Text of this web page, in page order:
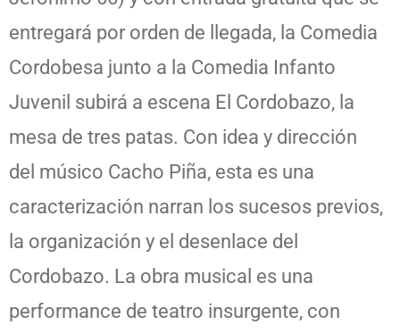
entregará por orden de llegada, la Comedia
Cordobesa junto a la Comedia Infanto
Juvenil subirá a escena El Cordobazo, la
mesa de tres patas. Con idea y dirección
del músico Cacho Piña, esta es una
caracterización narran los sucesos previos,
la organización y el desenlace del
Cordobazo. La obra musical es una
performance de teatro insurgente, con